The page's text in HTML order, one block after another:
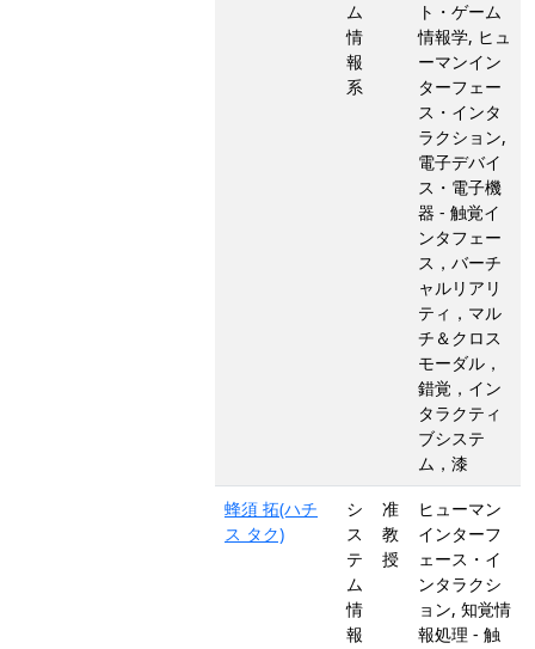
ム
情
報
系
ト・ゲーム
情報学, ヒュ
ーマンイン
ターフェー
ス・インタ
ラクション,
電子デバイ
ス・電子機
器 - 触覚イ
ンタフェー
ス，バーチ
ャルリアリ
ティ，マル
チ＆クロス
モーダル，
錯覚，イン
タラクティ
ブシステ
ム，漆
蜂須 拓(ハチ
ス タク)
シ
ス
テ
ム
情
報
准
教
授
ヒューマン
インターフ
ェース・イ
ンタラクシ
ョン, 知覚情
報処理 - 触